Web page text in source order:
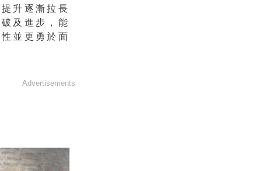
升逐漸拉長
及進步，能
並更勇於面
Advertisements